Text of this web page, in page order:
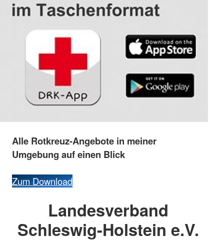
Alle Rotkreuz-Angebote in meiner
Umgebung aufeinen Blick
Zum Download
Landesverband
Schleswig-Holstein e.V.